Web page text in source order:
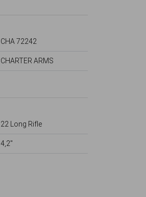
CHA 72242
CHARTER ARMS
22 Long Rifle
4,2"